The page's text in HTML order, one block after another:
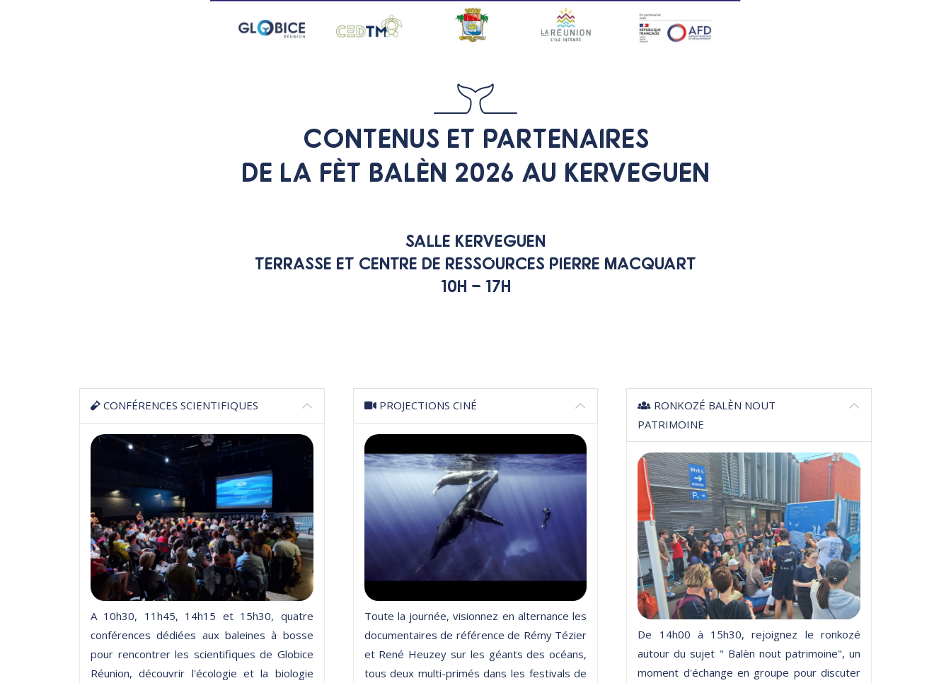
CONTENUS ET PARTENAIRES
DE LA FÈT BALÈN 2026 AU KERVEGUEN
SALLE KERVEGUEN
TERRASSE ET CENTRE DE RESSOURCES PIERRE MACQUART
10H – 17H
CONFÉRENCES SCIENTIFIQUES
A 10h30, 11h45, 14h15 et 15h30, quatre
conférences dédiées aux baleines à bosse
pour rencontrer les scientifiques de Globice
Réunion, découvrir l'écologie et la biologie
PROJECTIONS CINÉ
Toute la journée, visionnez en alternance les
documentaires de référence de Rémy Tézier
et René Heuzey sur les géants des océans,
tous deux multi-primés dans les festivals de
RONKOZÉ BALÈN NOUT
PATRIMOINE
De 14h00 à 15h30, rejoignez le ronkozé
autour du sujet " Balèn nout patrimoine", un
moment d'échange en groupe pour discuter